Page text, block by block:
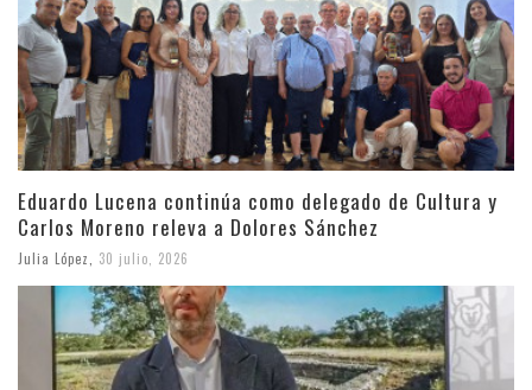
Eduardo Lucena continúa como delegado de Cultura y
Carlos Moreno releva a Dolores Sánchez
Julia López 30 julio, 2026